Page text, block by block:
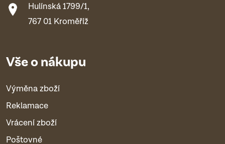
Hulínská 1799/1,
767 01 Kroměříž
Vše o nákupu
Výměna zboží
Reklamace
Vrácení zboží
Poštovné